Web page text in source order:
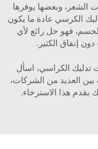
الشعر، وبعضها يوفرها
الكرسي عادة ما يكون
فهو حل رائع لأي
إنفاق الكثير.
تدليك الكراسي، اسأل
العديد من الشركات،
يقدم هذا الاسترخاء.